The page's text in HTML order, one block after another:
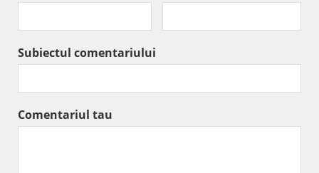
Subiectul comentariului
Comentariul tau